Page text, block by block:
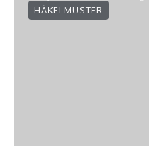
HÄKELMUSTER